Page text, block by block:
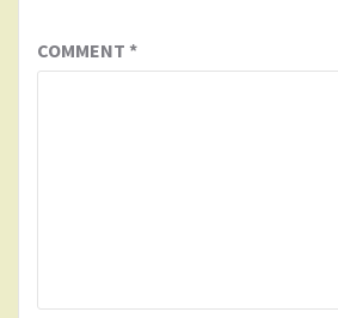
COMMENT *